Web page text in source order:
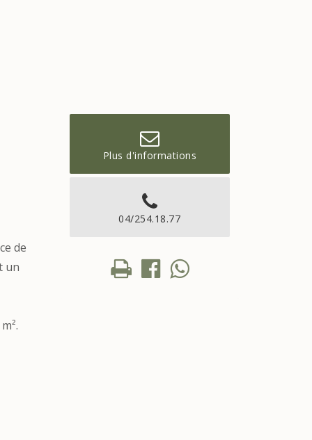
de
un
Plus d'informations
04/254.18.77